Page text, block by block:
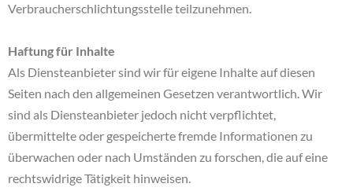
Verbraucherschlichtungsstelle teilzunehmen.
Haftung für Inhalte
Als Diensteanbieter sind wir für eigene Inhalte auf diesen
Seiten nach den allgemeinen Gesetzen verantwortlich. Wir
sind als Diensteanbieter jedoch nicht verpflichtet,
übermittelte oder gespeicherte fremde Informationen zu
überwachen oder nach Umständen zu forschen, die auf eine
rechtswidrige Tätigkeit hinweisen.